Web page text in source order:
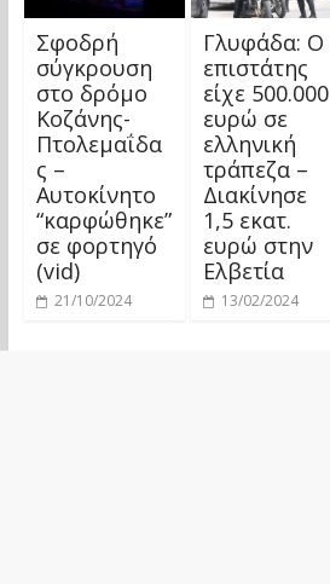
Σφοδρή
σύγκρουση
στο δρόμο
Κοζάνης-
Πτολεμαΐδα
ς –
Αυτοκίνητο
“καρφώθηκε”
σε φορτηγό
(vid)
21/10/2024
Γλυφάδα: Ο
επιστάτης
είχε 500.000
ευρώ σε
ελληνική
τράπεζα –
Διακίνησε
1,5 εκατ.
ευρώ στην
Ελβετία
13/02/2024